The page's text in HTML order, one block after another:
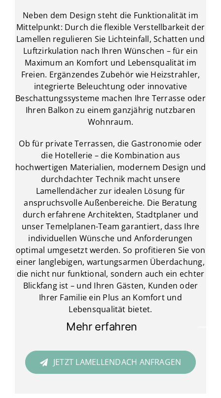
Neben dem Design steht die Funktionalität im
Mittelpunkt: Durch die flexible Verstellbarkeit der
Lamellen regulieren Sie Lichteinfall, Schatten und
Luftzirkulation nach Ihren Wünschen – für ein
Maximum an Komfort und Lebensqualität im
Freien. Ergänzendes Zubehör wie Heizstrahler,
integrierte Beleuchtung oder innovative
Beschattungssysteme machen Ihre Terrasse oder
Ihren Balkon zu einem ganzjährig nutzbaren
Wohnraum.
Ob für private Terrassen, die Gastronomie oder
die Hotellerie – die Kombination aus
hochwertigen Materialien, modernem Design und
durchdachter Technik macht unsere
Lamellendächer zur idealen Lösung für
anspruchsvolle Außenbereiche. Die Beratung
durch erfahrene Architekten, Stadtplaner und
unser Temelplanen-Team garantiert, dass Ihre
individuellen Wünsche und Anforderungen
optimal umgesetzt werden. So profitieren Sie von
einer langlebigen, wartungsarmen Überdachung,
die nicht nur funktional, sondern auch ein echter
Blickfang ist – und Ihren Gästen, Kunden oder
Ihrer Familie ein Plus an Komfort und
Lebensqualität bietet.
Mehr erfahren
JETZT LAMELLENDACH ANFRAGEN